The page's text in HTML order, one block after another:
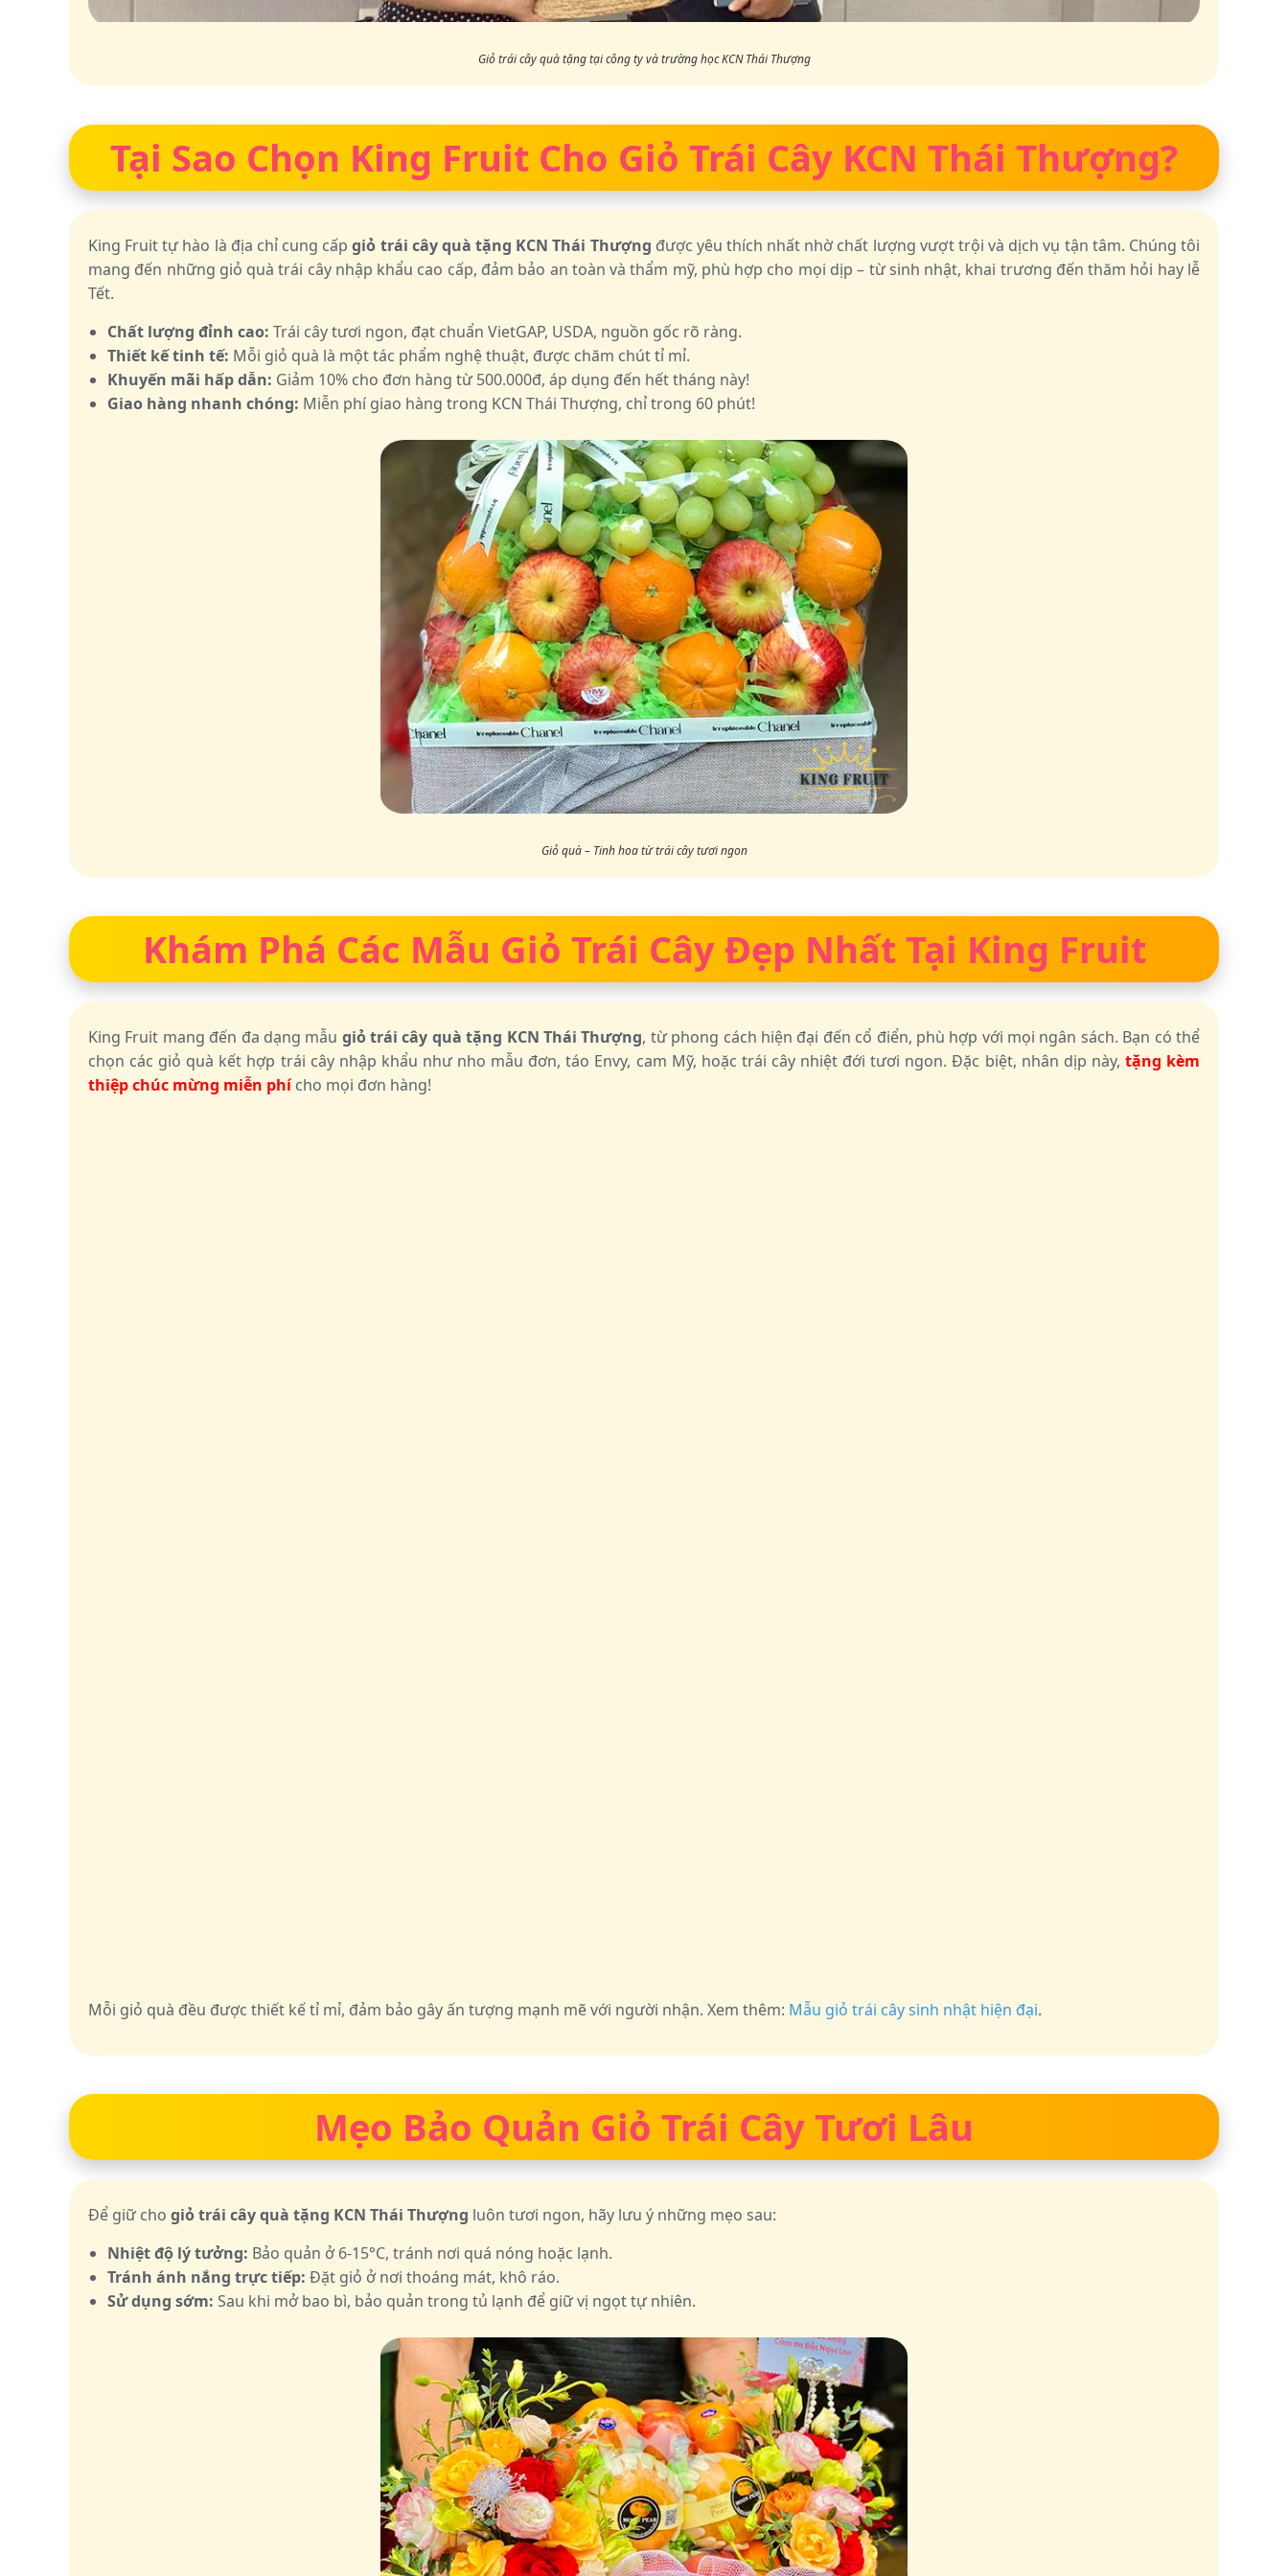
Giỏ trái cây quà tặng tại công ty và trường học KCN Thái Thượng
Tại Sao Chọn King Fruit Cho Giỏ Trái Cây KCN Thái Thượng?
King Fruit tự hào là địa chỉ cung cấpgiỏ trái cây quà tặng KCN Thái Thượng được yêu thích nhất nhờ chất lượng vượt trội và dịch vụ tận tâm. Chúng tôi
mang đến những giỏ quà trái cây nhập khẩu cao cấp, đảm bảo an toàn và thẩm mỹ, phù hợp cho mọi dịp – từ sinh nhật, khai trương đến thăm hỏi hay lễ
Tết.
Chất lượng đỉnh cao: Trái cây tươi ngon, đạt chuẩn VietGAP, USDA, nguồn gốc rõ ràng.
Thiết kế tinh tế: Mỗi giỏ quà là một tác phẩm nghệ thuật, được chăm chút tỉ mỉ.
Khuyến mãi hấp dẫn: Giảm 10% cho đơn hàng từ 500.000đ, áp dụng đến hết tháng này!
Giao hàng nhanh chóng: Miễn phí giao hàng trong KCN Thái Thượng, chỉ trong 60 phút!
Giỏ quà – Tinh hoa từ trái cây tươi ngon
Khám Phá Các Mẫu Giỏ Trái Cây Đẹp Nhất Tại King Fruit
King Fruit mang đến đa dạng mẫu giỏ trái cây quà tặng KCN Thái Thượng, từ phong cách hiện đại đến cổ điển, phù hợp với mọi ngân sách. Bạn có thể
chọn các giỏ quà kết hợp trái cây nhập khẩu như nho mẫu đơn, táo Envy, cam Mỹ, hoặc trái cây nhiệt đới tươi ngon. Đặc biệt, nhân dịp này, tặng kèm
thiệp chúc mừng miễn phícho mọi đơn hàng!
Mỗi giỏ quà đều được thiết kế tỉ mỉ, đảm bảo gây ấn tượng mạnh mẽ với người nhận. Xem thêm: Mẫu giỏ trái cây sinh nhật hiện đại.
Mẹo Bảo Quản Giỏ Trái Cây Tươi Lâu
Để giữ cho giỏ trái cây quà tặng KCN Thái Thượng luôn tươi ngon, hãy lưu ý những mẹo sau:
Nhiệt độ lý tưởng: Bảo quản ở 6-15°C, tránh nơi quá nóng hoặc lạnh.
Tránh ánh nắng trực tiếp: Đặt giỏ ở nơi thoáng mát, khô ráo.
Sử dụng sớm: Sau khi mở bao bì, bảo quản trong tủ lạnh để giữ vị ngọt tự nhiên.